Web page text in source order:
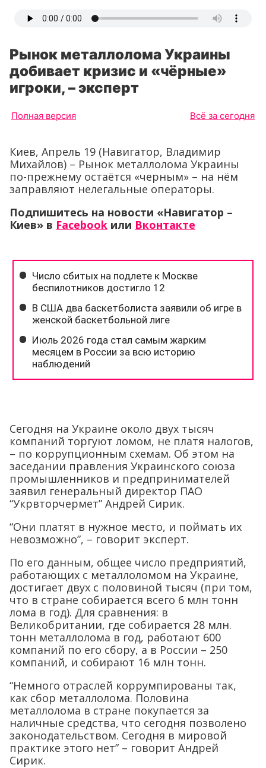
Рынок металлолома Украины
добивает кризис и «чёрные»
игроки, – эксперт
Полная версия Всё за сегодня
Киев, Апрель 19 (Навигатор, Владимир
Михайлов) – Рынок металлолома Украины
по-прежнему остаётся «черным» – на нём
заправляют нелегальные операторы.
Подпишитесь на новости «Навигатор –
Киев» в Facebook или Вконтакте
Сегодня на Украине около двух тысяч
компаний торгуют ломом, не платя налогов,
– по коррупционным схемам. Об этом на
заседании правления Украинского союза
промышленников и предпринимателей
заявил генеральный директор ПАО
“Укрвторчермет” Андрей Сирик.
“Они платят в нужное место, и поймать их
невозможно”, – говорит эксперт.
По его данным, общее число предприятий,
работающих с металлоломом на Украине,
достигает двух с половиной тысяч (при том,
что в стране собирается всего 6 млн тонн
лома в год). Для сравнения: в
Великобритании, где собирается 28 млн.
тонн металлолома в год, работают 600
компаний по его сбору, а в России – 250
компаний, и собирают 16 млн тонн.
“Немного отраслей коррумпированы так,
как сбор металлолома. Половина
металлолома в стране покупается за
наличные средства, что сегодня позволено
законодательством. Сегодня в мировой
практике этого нет” – говорит Андрей
Сирик.